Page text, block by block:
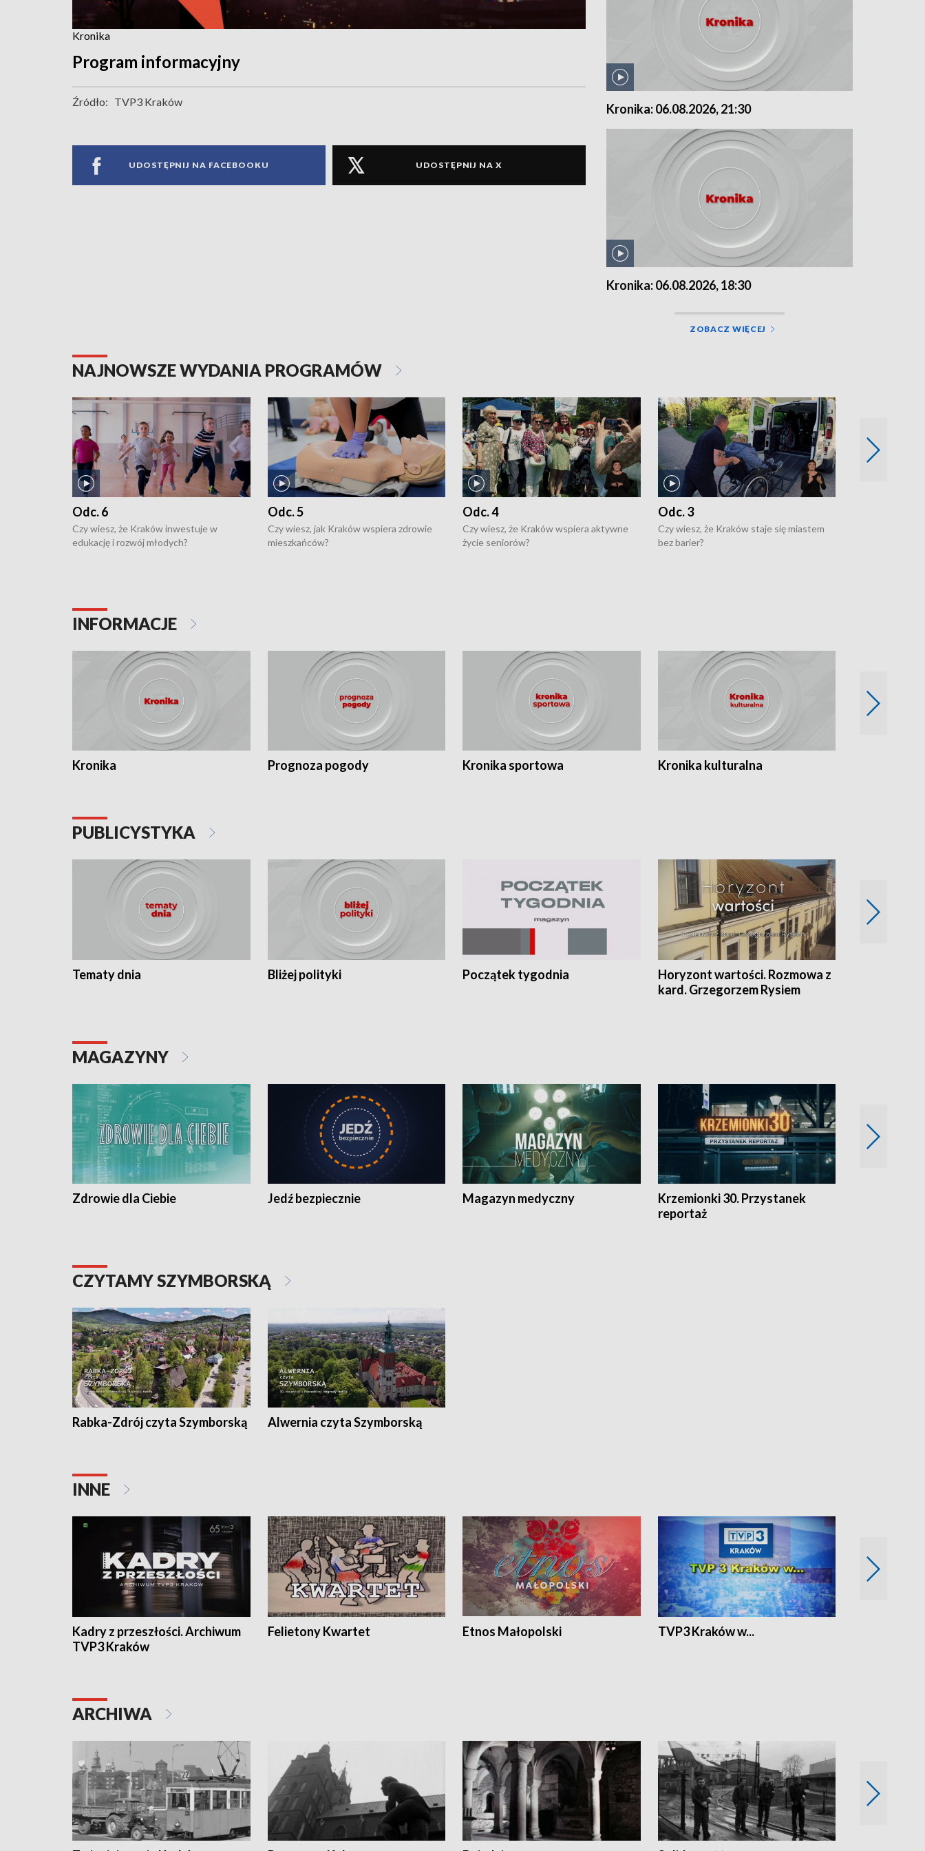
Kronika
Program informacyjny
Źródło: TVP3 Kraków
UDOSTĘPNIJ NA FACEBOOKU UDOSTĘPNIJ NA X
Kronika: 06.08.2026, 21:30
Kronika: 06.08.2026, 18:30
ZOBACZ WIĘCEJ
NAJNOWSZE WYDANIA PROGRAMÓW
Odc. 6
Czy wiesz, że Kraków inwestuje w
edukację i rozwój młodych?
Odc. 5
Czy wiesz, jak Kraków wspiera zdrowie
mieszkańców?
Odc. 4
Czy wiesz, że Kraków wspiera aktywne
życie seniorów?
Odc. 3
Czy wiesz, że Kraków staje się miastem
bez barier?
INFORMACJE
Kronika Prognoza pogody Kronika sportowa Kronika kulturalna
PUBLICYSTYKA
Tematy dnia Bliżej polityki Początek tygodnia
Horyzont wartości. Rozmowa z
kard. Grzegorzem Rysiem
MAGAZYNY
Zdrowie dla Ciebie Jedź bezpiecznie Magazyn medyczny
Krzemionki 30. Przystanek
reportaż
CZYTAMY SZYMBORSKĄ
Rabka-Zdrój czyta Szymborską Alwernia czyta Szymborską
INNE
Kadry z przeszłości. Archiwum
TVP3 Kraków
Felietony Kwartet Etnos Małopolski TVP3 Kraków w...
ARCHIWA